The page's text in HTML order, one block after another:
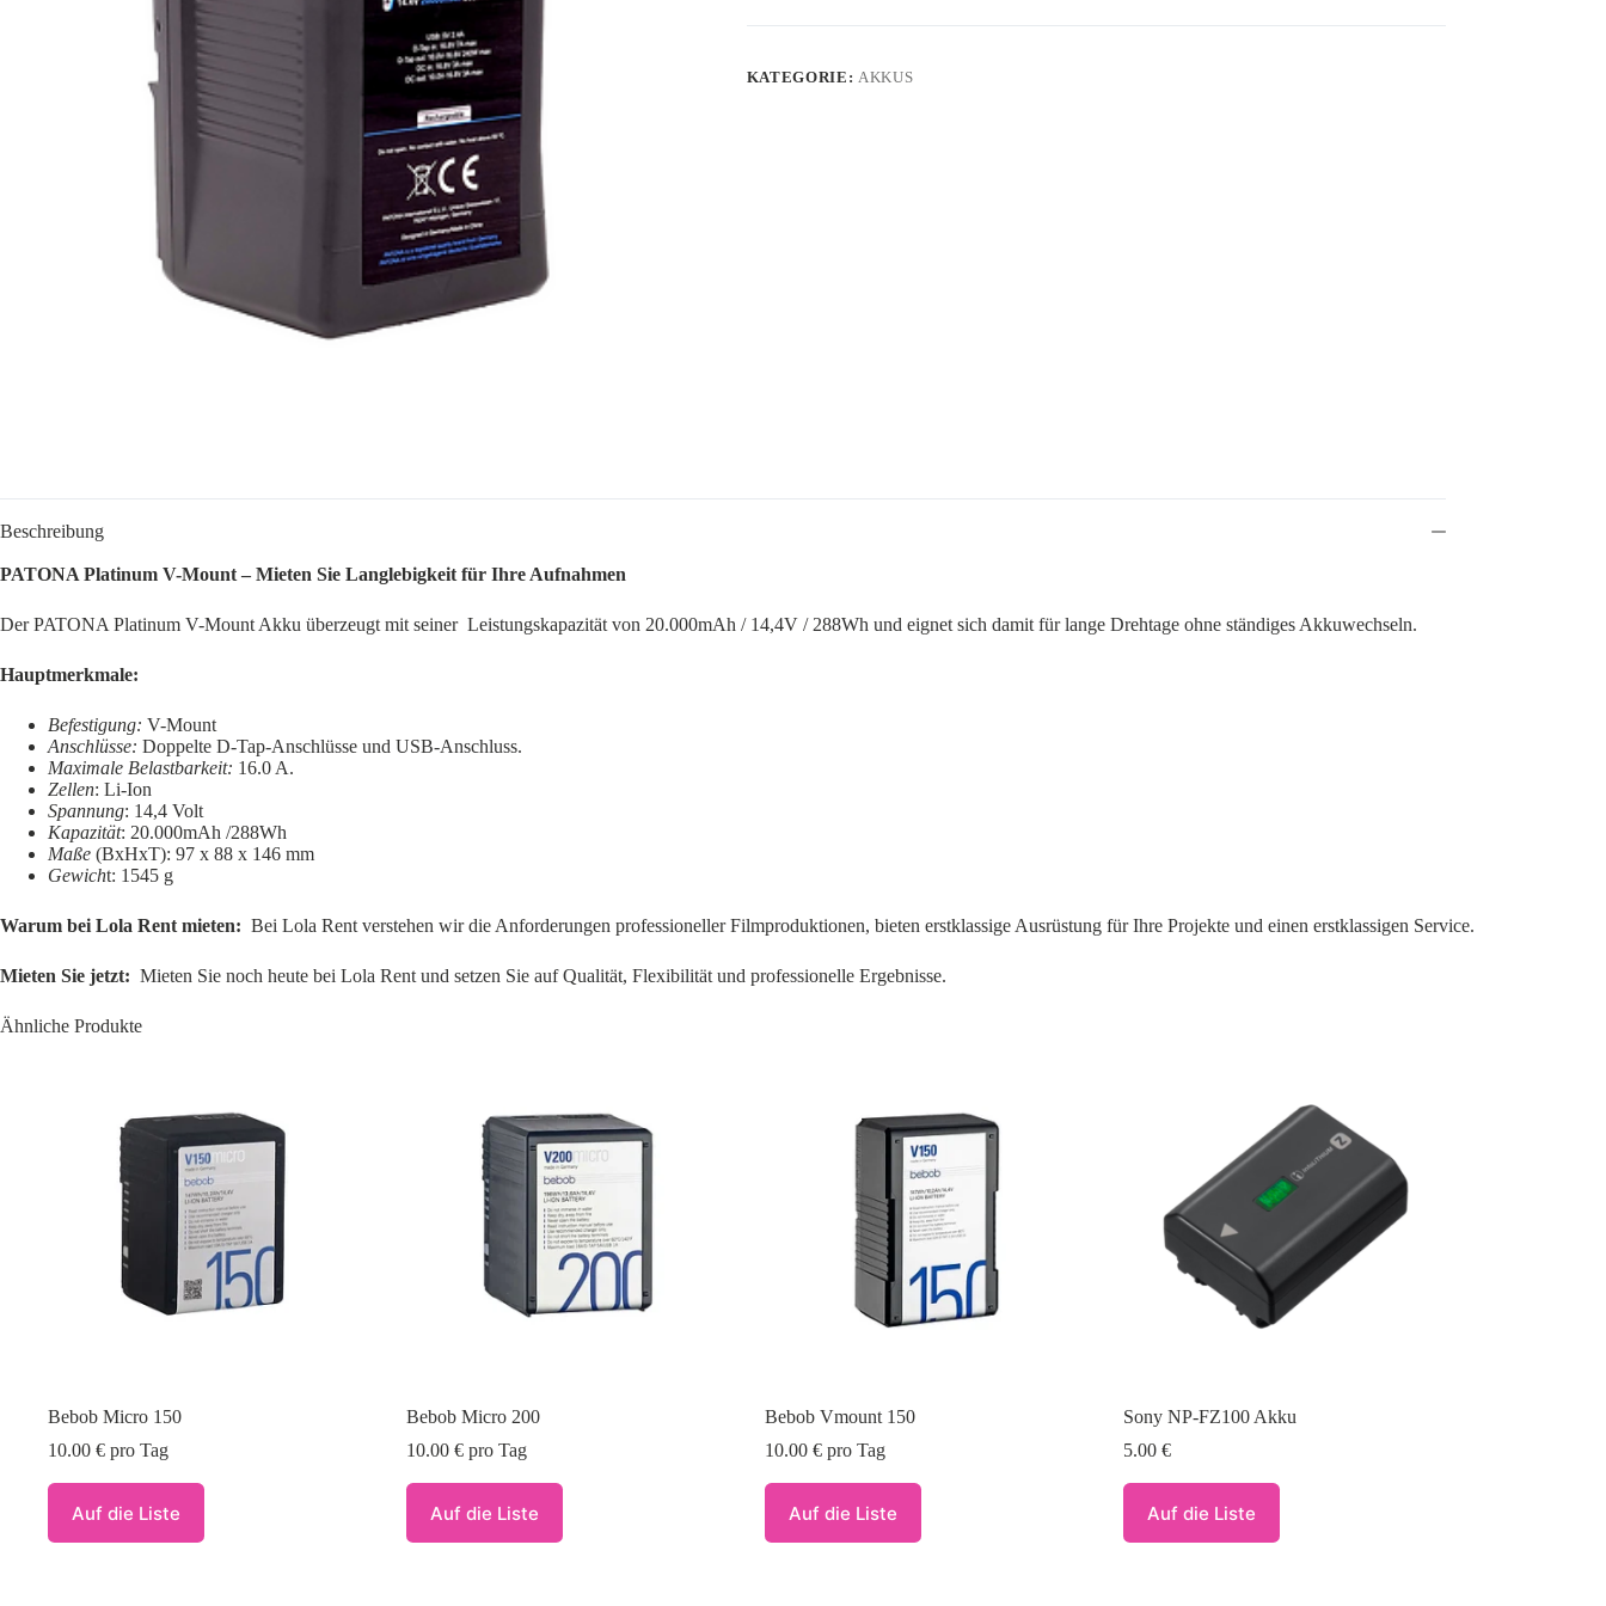
KATEGORIE: AKKUS
Beschreibung
PATONA Platinum V-Mount – Mieten Sie Langlebigkeit für Ihre Aufnahmen
Der PATONA Platinum V-Mount Akku überzeugt mit seiner Leistungskapazität von 20.000mAh / 14,4V / 288Wh und eignet sich damit für lange Drehtage ohne ständiges Akkuwechseln.
Hauptmerkmale:
Befestigung: V-Mount
Anschlüsse: Doppelte D-Tap-Anschlüsse und USB-Anschluss.
Maximale Belastbarkeit: 16.0 A.
Zellen: Li-Ion
Spannung: 14,4 Volt
Kapazität: 20.000mAh /288Wh
Maße (BxHxT): 97 x 88 x 146 mm
Gewicht: 1545 g
Warum bei Lola Rent mieten: Bei Lola Rent verstehen wir die Anforderungen professioneller Filmproduktionen, bieten erstklassige Ausrüstung für Ihre Projekte und einen erstklassigen Service.
Mieten Sie jetzt: Mieten Sie noch heute bei Lola Rent und setzen Sie auf Qualität, Flexibilität und professionelle Ergebnisse.
Ähnliche Produkte
Bebob Micro 150
10.00 € pro Tag
Auf die Liste
Bebob Micro 200
10.00 € pro Tag
Auf die Liste
Bebob Vmount 150
10.00 € pro Tag
Auf die Liste
Sony NP-FZ100 Akku
5.00 €
Auf die Liste